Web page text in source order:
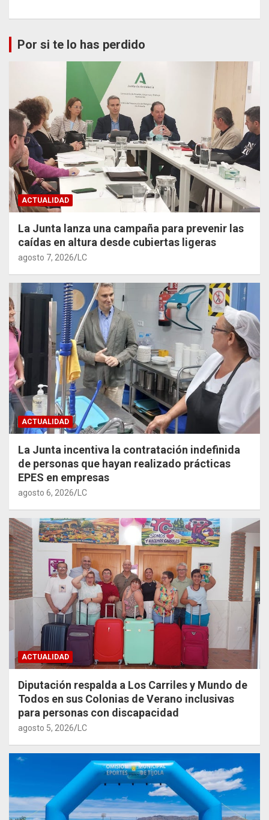
Por si te lo has perdido
ACTUALIDAD
La Junta lanza una campaña para prevenir las
caídas en altura desde cubiertas ligeras
agosto 7, 2026 LC
ACTUALIDAD
La Junta incentiva la contratación indefinida
de personas que hayan realizado prácticas
EPES en empresas
agosto 6, 2026 LC
ACTUALIDAD
Diputación respalda a Los Carriles y Mundo de
Todos en sus Colonias de Verano inclusivas
para personas con discapacidad
agosto 5, 2026 LC